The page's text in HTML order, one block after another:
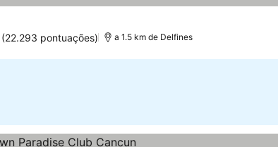
(22.293 pontuações) a 1.5 km de Delfines